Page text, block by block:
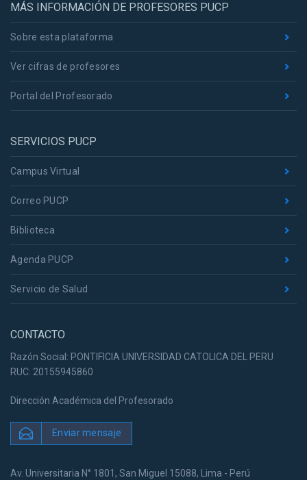
MÁS INFORMACIÓN DE PROFESORES PUCP
Sobre esta plataforma
Ver cifras de profesores
Portal del Profesorado
SERVICIOS PUCP
Campus Virtual
Correo PUCP
Biblioteca
Agenda PUCP
Servicio de Salud
CONTACTO
Razón Social: PONTIFICIA UNIVERSIDAD CATOLICA DEL PERU
RUC: 20155945860
Dirección Académica del Profesorado
Enviar mensaje
Av. Universitaria N° 1801, San Miguel 15088, Lima - Perú